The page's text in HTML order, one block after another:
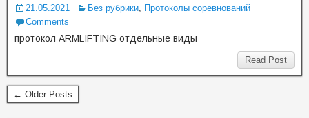
21.05.2021 Без рубрики, Протоколы соревнований
Comments
протокол ARMLIFTING отдельные виды
Read Post
← Older Posts